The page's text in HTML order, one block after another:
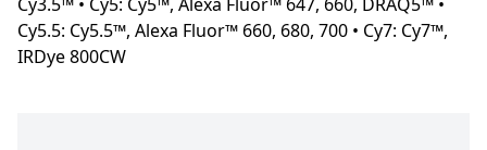
Cy5.5: Cy5.5™, Alexa Fluor™ 660, 680, 700 • Cy7: Cy7™,
IRDye 800CW